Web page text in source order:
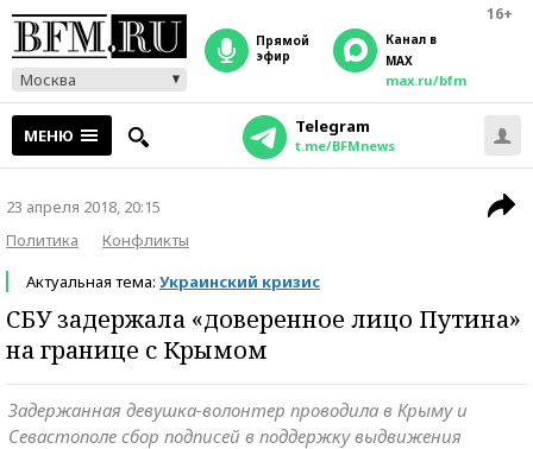
16+
Москва
прямой
эфир
Канал в
MAX
max.ru/bfm
МЕНЮ Telegram
t.me/BFMnews
23 апреля 2018, 20:15
Политика
Конфликты
Актуальная тема: Украинский кризис
СБУ задержала «доверенное лицо Путина»
на границе с Крымом
Задержанная девушка-волонтер проводила в Крыму и
Севастополе сбор подписей в поддержку выдвижения